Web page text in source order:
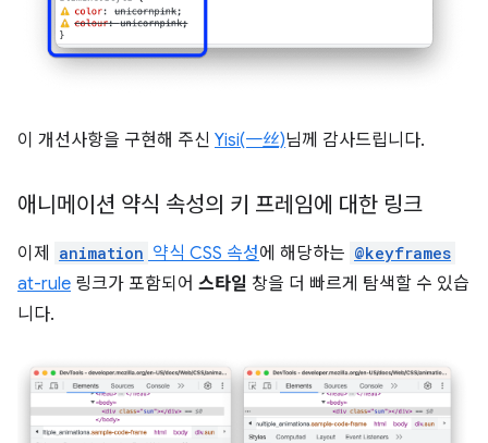
이 개선사항을 구현해 주신 Yisi(一丝)님께 감사드립니다.
애니메이션 약식 속성의 키 프레임에 대한 링크
이제 animation 약식 CSS 속성에 해당하는 @keyframes
at-rule 링크가 포함되어 스타일 창을 더 빠르게 탐색할 수 있습
니다.